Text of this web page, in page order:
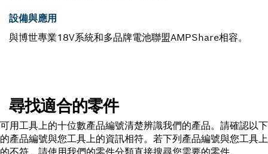
設備與應用
與博世專業18V系統和多品牌電池聯盟AMPShare相容。
尋找適合的零件
可用工具上的十位數產品編號清楚辨識我們的產品。請確認以下
的產品編號與您工具上的資訊相符。若下列產品編號與您工具上